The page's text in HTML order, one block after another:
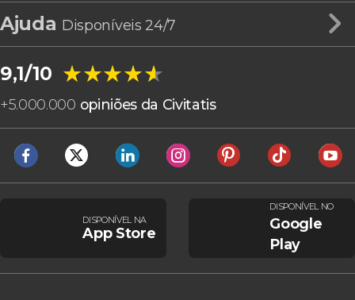
Ajuda Disponíveis 24/7
9,1/10 ★★★★★
★★★★★
+5.000.000 opiniões da Civitatis
DISPONÍVEL NA
App Store
DISPONÍVEL NO
Google
Play